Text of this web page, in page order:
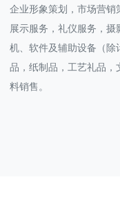
企业形象策划，市场营
展示服务，礼仪服务，
机、软件及辅助设备（
品，纸制品，工艺礼品
料销售。